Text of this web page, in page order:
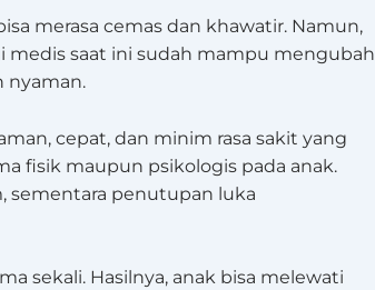
merasa cemas dan khawatir. Namun,
saat ini sudah mampu mengubah
nyaman.
cepat, dan minim rasa sakit yang
fisik maupun psikologis pada anak.
sementara penutupan luka
sekali. Hasilnya, anak bisa melewati